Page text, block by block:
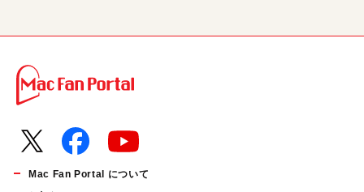
Mac Fan Portal について